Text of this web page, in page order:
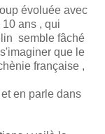
évoluée avec
ans , qui
semble fâché
que le
française ,
en parle dans